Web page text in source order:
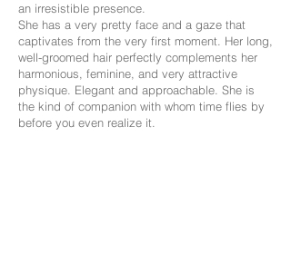
an irresistible presence.
She has a very pretty face and a gaze that
captivates from the very first moment. Her long,
well-groomed hair perfectly complements her
harmonious, feminine, and very attractive
physique. Elegant and approachable. She is
the kind of companion with whom time flies by
before you even realize it.